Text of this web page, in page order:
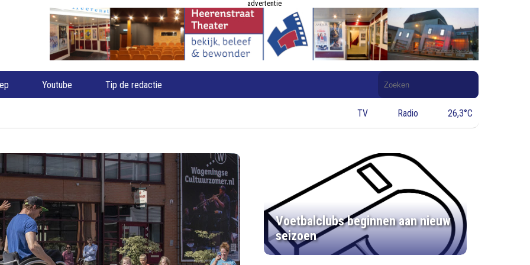
advertentie
Youtube Tip de redactie
Doorzoek
de
website
TV
Radio 26,3°C
Voetbalclubs beginnen aan nieuw
seizoen